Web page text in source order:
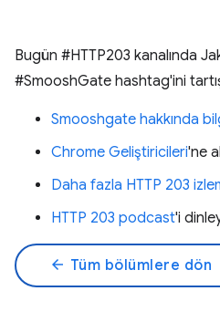
Bugün #HTTP203 kanalında
#SmooshGate hashtag'ini
Smooshgate hakkında
Chrome Geliştiricileri'ne
Daha fazla HTTP 203
HTTP 203 podcast'i
arrow_back Tüm bölümlere dön